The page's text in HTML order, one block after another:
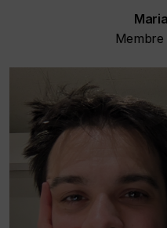
Membre